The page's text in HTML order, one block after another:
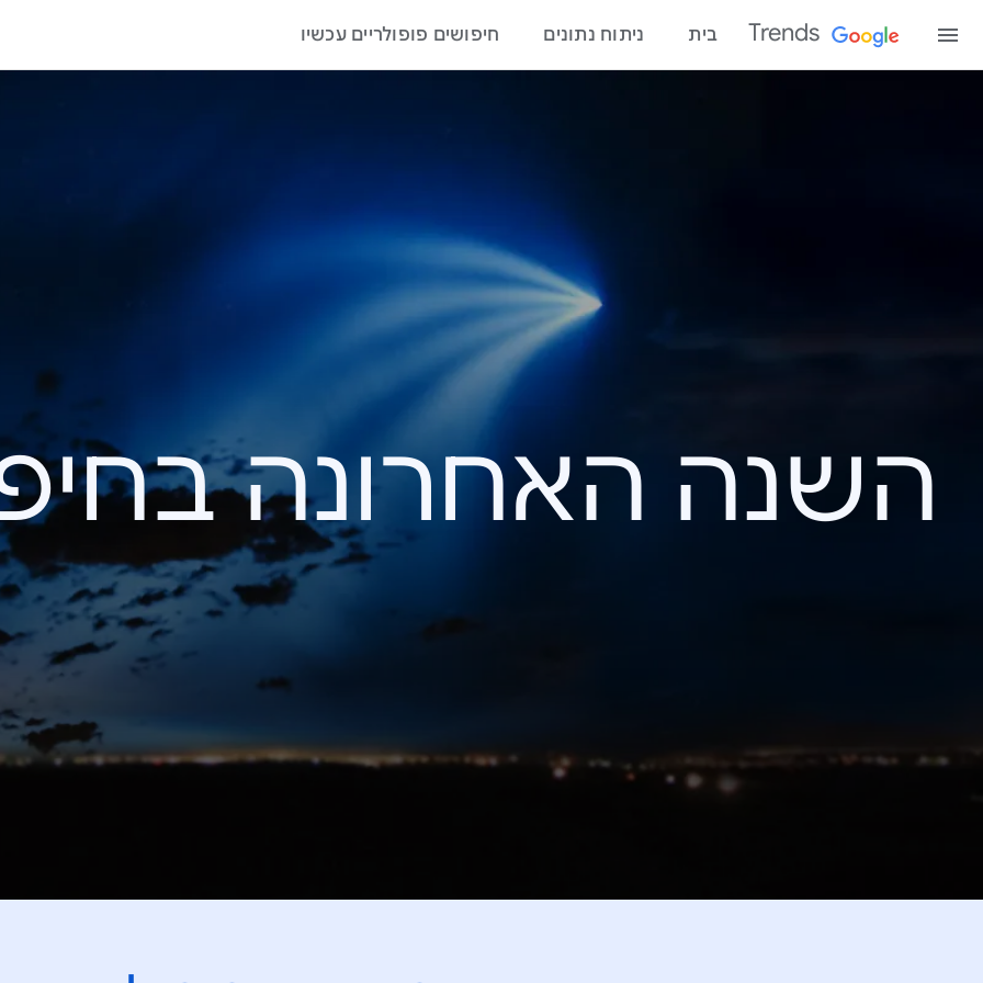
Trends בית ניתוח נתונים חיפושים פופולריים עכשיו
השנה האחרונה בחיפוש